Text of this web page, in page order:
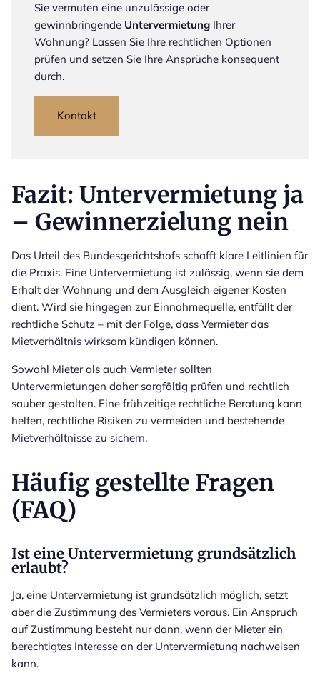
Sie vermuten eine unzulässige oder
gewinnbringende Untervermietung Ihrer
Wohnung? Lassen Sie Ihre rechtlichen Optionen
prüfen und setzen Sie Ihre Ansprüche konsequent
durch.
Kontakt
Fazit: Untervermietung ja
– Gewinnerzielung nein
Das Urteil des Bundesgerichtshofs schafft klare Leitlinien für
die Praxis. Eine Untervermietung ist zulässig, wenn sie dem
Erhalt der Wohnung und dem Ausgleich eigener Kosten
dient. Wird sie hingegen zur Einnahmequelle, entfällt der
rechtliche Schutz – mit der Folge, dass Vermieter das
Mietverhältnis wirksam kündigen können.
Sowohl Mieter als auch Vermieter sollten
Untervermietungen daher sorgfältig prüfen und rechtlich
sauber gestalten. Eine frühzeitige rechtliche Beratung kann
helfen, rechtliche Risiken zu vermeiden und bestehende
Mietverhältnisse zu sichern.
Häufig gestellte Fragen
(FAQ)
Ist eine Untervermietung grundsätzlich
erlaubt?
Ja, eine Untervermietung ist grundsätzlich möglich, setzt
aber die Zustimmung des Vermieters voraus. Ein Anspruch
auf Zustimmung besteht nur dann, wenn der Mieter ein
berechtigtes Interesse an der Untervermietung nachweisen
kann.